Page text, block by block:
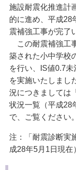
施設耐震化推進計
的に進め、平成28
震補強工事が完了
この耐震補強工
築された小中学校
を行い、IS値0.7
を実施いたしまし
況につきましては
状況一覧（平成28
で、ご覧ください。
注：「耐震診断実
成28年5月1日現在